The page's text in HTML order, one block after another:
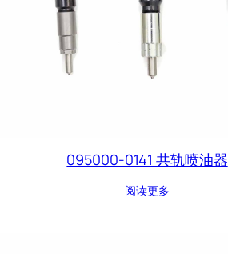
095000-0141 共轨喷油器
阅读更多